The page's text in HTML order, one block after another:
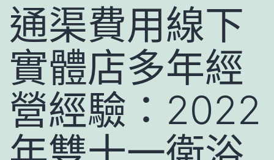
通渠費用線下
實體店多年經
營經驗：2022